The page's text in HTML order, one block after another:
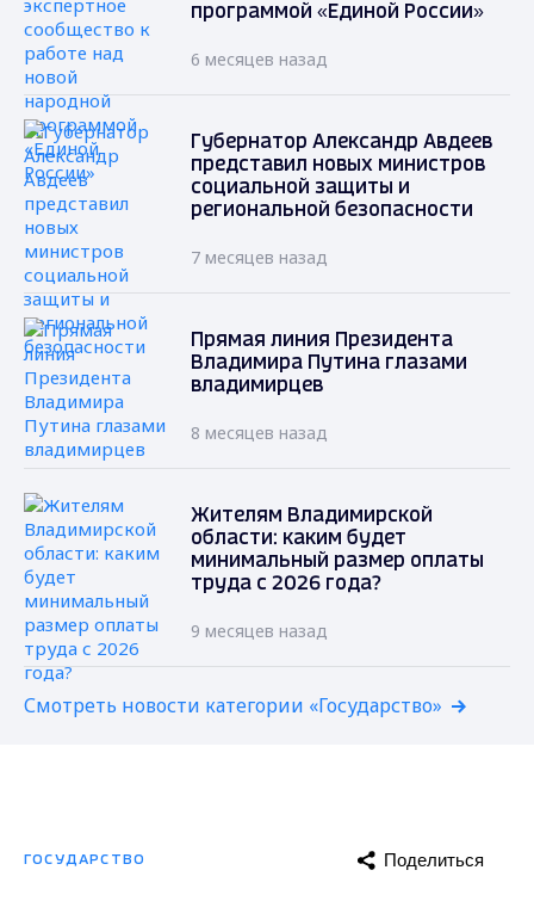
программой «Единой России»
6 месяцев назад
Губернатор Александр Авдеев
представил новых министров
социальной защиты и
региональной безопасности
7 месяцев назад
Прямая линия Президента
Владимира Путина глазами
владимирцев
8 месяцев назад
Жителям Владимирской
области: каким будет
минимальный размер оплаты
труда с 2026 года?
9 месяцев назад
Смотреть новости категории «Государство»
ГОСУДАРСТВО Поделиться